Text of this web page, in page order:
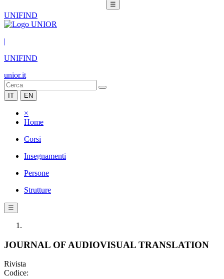
☰
UNIFIND
|
UNIFIND
unior.it
IT EN
×
Home
Corsi
Insegnamenti
Persone
Strutture
☰
JOURNAL OF AUDIOVISUAL TRANSLATION
Rivista
Codice: